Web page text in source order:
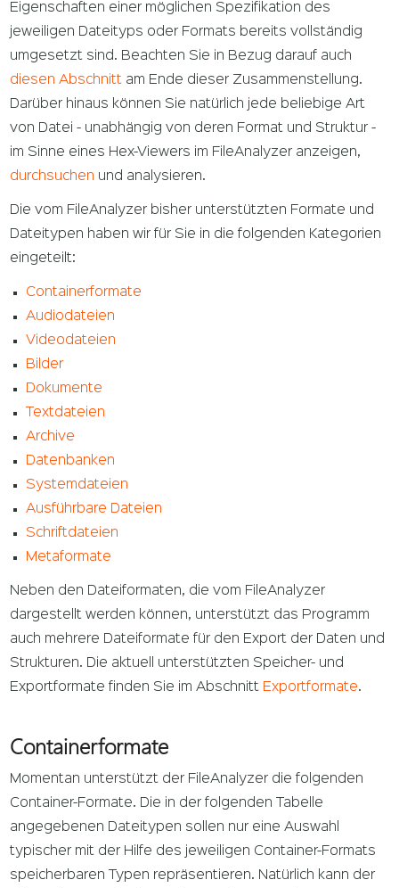
Eigenschaften einer möglichen Spezifikation des
jeweiligen Dateityps oder Formats bereits vollständig
umgesetzt sind. Beachten Sie in Bezug darauf auch
diesen Abschnitt am Ende dieser Zusammenstellung.
Darüber hinaus können Sie natürlich jede beliebige Art
von Datei - unabhängig von deren Format und Struktur -
im Sinne eines Hex-Viewers im FileAnalyzer anzeigen,
durchsuchen und analysieren.
Die vom FileAnalyzer bisher unterstützten Formate und
Dateitypen haben wir für Sie in die folgenden Kategorien
eingeteilt:
Containerformate
Audiodateien
Videodateien
Bilder
Dokumente
Textdateien
Archive
Datenbanken
Systemdateien
Ausführbare Dateien
Schriftdateien
Metaformate
Neben den Dateiformaten, die vom FileAnalyzer
dargestellt werden können, unterstützt das Programm
auch mehrere Dateiformate für den Export der Daten und
Strukturen. Die aktuell unterstützten Speicher- und
Exportformate finden Sie im Abschnitt Exportformate.
Containerformate
Momentan unterstützt der FileAnalyzer die folgenden
Container-Formate. Die in der folgenden Tabelle
angegebenen Dateitypen sollen nur eine Auswahl
typischer mit der Hilfe des jeweiligen Container-Formats
speicherbaren Typen repräsentieren. Natürlich kann der